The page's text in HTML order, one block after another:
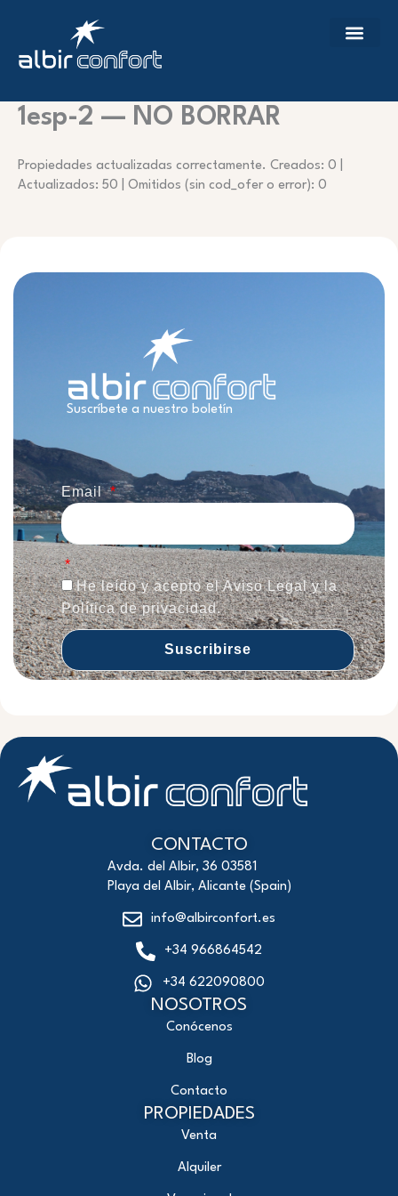
contenido
1esp-2 — NO BORRAR
Propiedades actualizadas correctamente. Creados: 0 |
Actualizados: 50 | Omitidos (sin cod_ofer o error): 0
Suscríbete a nuestro boletín
Email
He leído y acepto el Aviso Legal y la
Política de privacidad.
Suscribirse
NOSOTROS
Conócenos
Blog
Contacto
PROPIEDADES
Venta
Alquiler
Avda. del Albir, 36 03581
Playa del Albir, Alicante (Spain)
info@albirconfort.es
+34 966864542
+34 622090800
CONTACTO